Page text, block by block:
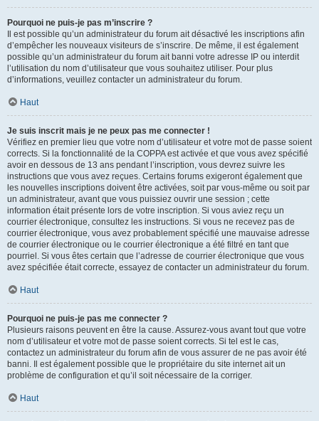
Pourquoi ne puis-je pas m’inscrire ?
Il est possible qu’un administrateur du forum ait désactivé les inscriptions afin
d’empêcher les nouveaux visiteurs de s’inscrire. De même, il est également
possible qu’un administrateur du forum ait banni votre adresse IP ou interdit
l’utilisation du nom d’utilisateur que vous souhaitez utiliser. Pour plus
d’informations, veuillez contacter un administrateur du forum.
Haut
Je suis inscrit mais je ne peux pas me connecter !
Vérifiez en premier lieu que votre nom d’utilisateur et votre mot de passe soient
corrects. Si la fonctionnalité de la COPPA est activée et que vous avez spécifié
avoir en dessous de 13 ans pendant l’inscription, vous devrez suivre les
instructions que vous avez reçues. Certains forums exigeront également que
les nouvelles inscriptions doivent être activées, soit par vous-même ou soit par
un administrateur, avant que vous puissiez ouvrir une session ; cette
information était présente lors de votre inscription. Si vous aviez reçu un
courrier électronique, consultez les instructions. Si vous ne recevez pas de
courrier électronique, vous avez probablement spécifié une mauvaise adresse
de courrier électronique ou le courrier électronique a été filtré en tant que
pourriel. Si vous êtes certain que l’adresse de courrier électronique que vous
avez spécifiée était correcte, essayez de contacter un administrateur du forum.
Haut
Pourquoi ne puis-je pas me connecter ?
Plusieurs raisons peuvent en être la cause. Assurez-vous avant tout que votre
nom d’utilisateur et votre mot de passe soient corrects. Si tel est le cas,
contactez un administrateur du forum afin de vous assurer de ne pas avoir été
banni. Il est également possible que le propriétaire du site internet ait un
problème de configuration et qu’il soit nécessaire de la corriger.
Haut